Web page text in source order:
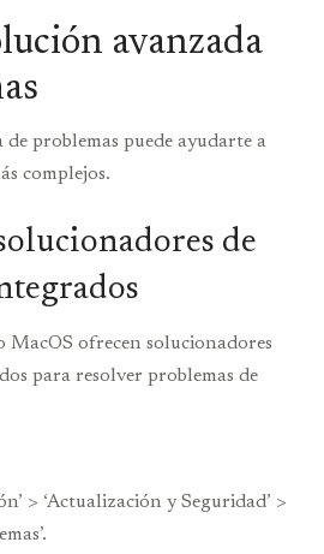
avanzada
problemas puede ayudarte a
complejos.
de
MacOS ofrecen solucionadores
para resolver problemas de
> ‘Actualización y Seguridad’ >